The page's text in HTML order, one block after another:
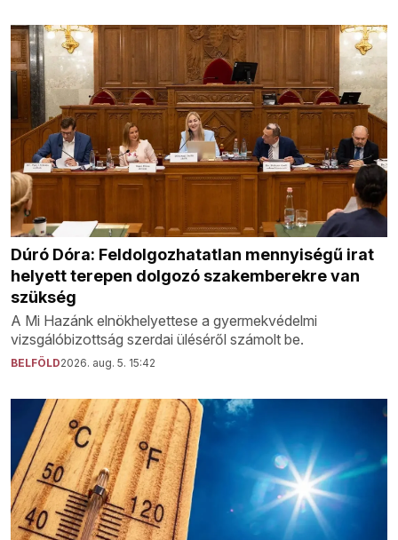
Dúró Dóra: Feldolgozhatatlan mennyiségű irat
helyett terepen dolgozó szakemberekre van
szükség
A Mi Hazánk elnökhelyettese a gyermekvédelmi
vizsgálóbizottság szerdai üléséről számolt be.
BELFÖLD2026. aug. 5. 15:42